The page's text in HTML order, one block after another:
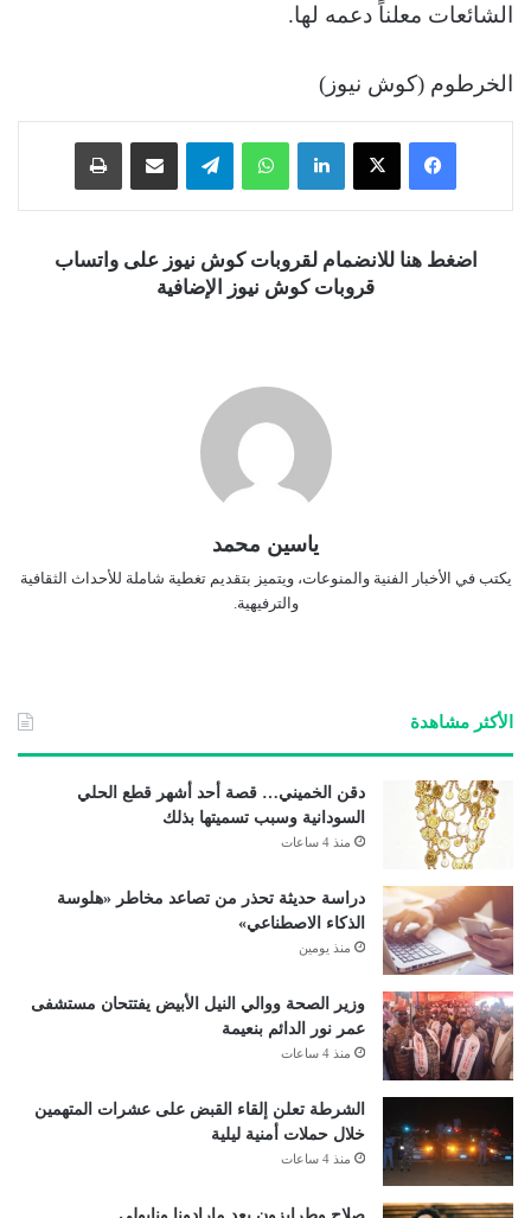
الشائعات معلناً دعمه لها.
الخرطوم (كوش نيوز)
فيسبوك ‫X لينكدإن واتساب تيلقرام
اضغط هنا للانضمام لقروبات كوش نيوز على واتساب
قروبات كوش نيوز الإضافية
ياسين محمد
يكتب في الأخبار الفنية والمنوعات، ويتميز بتقديم تغطية شاملة للأحداث الثقافية
والترفيهية.
الأكثر مشاهدة
دقن الخميني… قصة أحد أشهر قطع الحلي
السودانية وسبب تسميتها بذلك
منذ 4 ساعات
دراسة حديثة تحذر من تصاعد مخاطر «هلوسة
الذكاء الاصطناعي»
منذ يومين
وزير الصحة ووالي النيل الأبيض يفتتحان مستشفى
عمر نور الدائم بنعيمة
منذ 4 ساعات
الشرطة تعلن إلقاء القبض على عشرات المتهمين
خلال حملات أمنية ليلية
منذ 4 ساعات
صلاح وطرابزون بعد مارادونا ونابولي